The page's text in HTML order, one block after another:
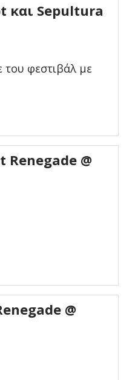
και Sepultura
του φεστιβάλ με
@
@